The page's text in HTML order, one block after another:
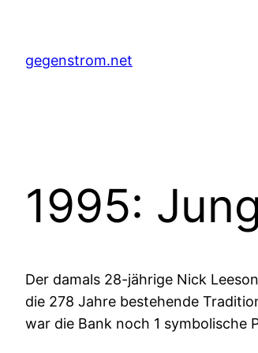
springen
gegenstrom.net
1995:
Der damals 28-jährige Nick
die 278 Jahre bestehende
war die Bank noch 1 symbolische